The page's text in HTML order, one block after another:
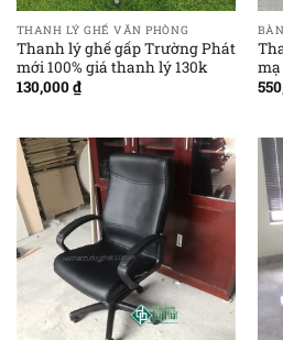
THANH LÝ GHẾ VĂN PHÒNG
Thanh lý ghế gấp Trường Phát
mới 100% giá thanh lý 130k
130,000₫
mạ